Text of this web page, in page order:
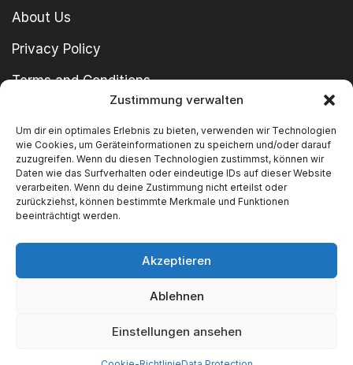
Zustimmung verwalten
Um dir ein optimales Erlebnis zu bieten, verwenden wir Technologien
wie Cookies, um Geräteinformationen zu speichern und/oder darauf
zuzugreifen. Wenn du diesen Technologien zustimmst, können wir
Daten wie das Surfverhalten oder eindeutige IDs auf dieser Website
verarbeiten. Wenn du deine Zustimmung nicht erteilst oder
zurückziehst, können bestimmte Merkmale und Funktionen
beeinträchtigt werden.
Akzeptieren
Ablehnen
Einstellungen ansehen
About Us
Privacy Policy
Terms and Conditions
Copyright © 2024 SWT GmbH